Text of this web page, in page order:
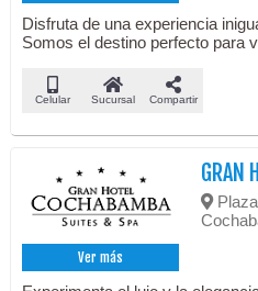
Disfruta de una experiencia
Somos el destino perfecto para
Celular Sucursal Compartir
Ver más
GRAN
Plaza